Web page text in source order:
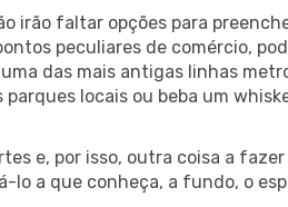
irão faltar opções para
peculiares de comércio,
das mais antigas linhas
locais ou beba um
e, por isso, outra coisa a
lo a que conheça, a fundo, o